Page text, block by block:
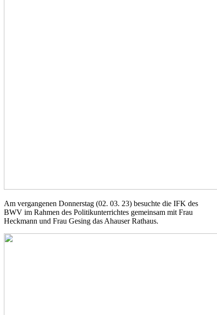
Am vergangenen Donnerstag (02. 03. 23) besuchte die IFK des
BWV im Rahmen des Politikunterrichtes gemeinsam mit Frau
Heckmann und Frau Gesing das Ahauser Rathaus.